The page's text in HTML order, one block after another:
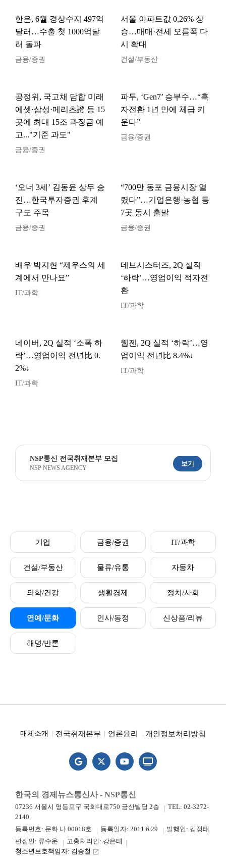
한은, 6월 경상수지 497억
달러…수출 첫 1000억달
러 돌파
금융/증권
서울 아파트값 0.26% 상
승…매매·전세 오름폭 다
시 확대
건설/부동산
공정위, 국고채 담합 미래
에셋·삼성·메리츠證 등 15
곳에 최대 15조 과징금 예
고..."기준 과도"
금융/증권
파두, ‘Gen7’ 승부수…“흑
자전환 1년 만에 체급 키
운다”
금융/증권
‘오너 3세’ 김동윤 상무 승
진…한국투자증권 후계
구도 주목
금융/증권
“700만 동포 금융시장 열
렸다”…기업은행·농협 등
7곳 동시 출발
금융/증권
배우 박지현 “제우스의 세
계에서 만나요”
IT/과학
데브시스터즈, 2Q 실적
‘하락’…영업이익 적자전
환
IT/과학
네이버, 2Q 실적 ‘소폭 하
락’…영업이익 전년比 0.
2%↓
IT/과학
웹젠, 2Q 실적 ‘하락’…영
업이익 전년比 8.4%↓
IT/과학
NSP통신 전국취재본부 모집
NSP NEWS AGENCY
보기
기업 금융/증권 IT/과학
건설/부동산 물류/유통 자동차
의학/건강 생활경제 정치/사회
연예/문화 인사/동정 신상품/리뷰
해명/반론
매체소개 전국취재본부 언론윤리 개인정보처리방침
한국의 경제뉴스통신사 - NSP통신
07236 서울시 영등포구 국회대로750 금산빌딩 2층
TEL: 02-3272-
2140
등록번호: 문화 나 00018호
등록일자: 2011.6.29
발행인: 김정태
편집인: 류수운
고충처리인: 강은태
청소년보호책임자: 김승철 launch